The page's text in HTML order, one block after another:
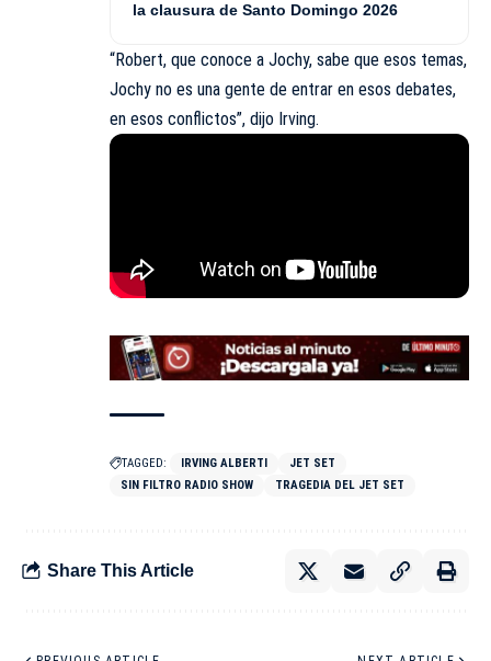
la clausura de Santo Domingo 2026
“Robert, que conoce a Jochy, sabe que esos temas,
Jochy no es una gente de entrar en esos debates,
en esos conflictos”, dijo Irving.
TAGGED: IRVING ALBERTI
JET SET
SIN FILTRO RADIO SHOW
TRAGEDIA DEL JET SET
Share This Article